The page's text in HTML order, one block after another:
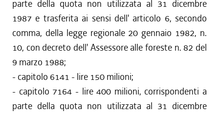
parte della quota non utilizzata al 31 dicembre
1987 e trasferita ai sensi dell' articolo 6, secondo
comma, della legge regionale 20 gennaio 1982, n.
10, con decreto dell' Assessore alle foreste n. 82 del
9 marzo 1988;
- capitolo 6141 - lire 150 milioni;
- capitolo 7164 - lire 400 milioni, corrispondenti a
parte della quota non utilizzata al 31 dicembre